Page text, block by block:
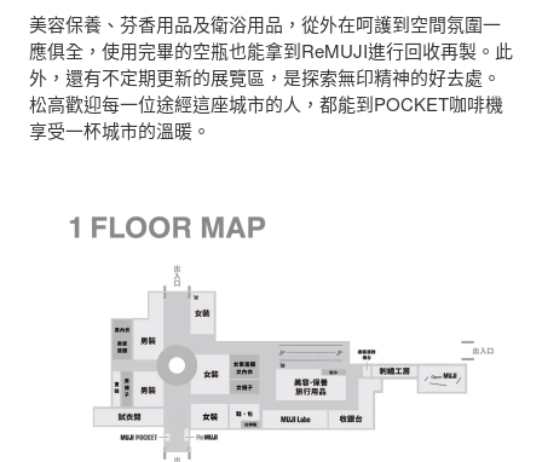
美容保養、芬香用品及衛浴用品，從外在呵護到空間氛圍一
應俱全，使用完畢的空瓶也能拿到ReMUJI進行回收再製。此
外，還有不定期更新的展覽區，是探索無印精神的好去處。
松高歡迎每一位途經這座城市的人，都能到POCKET咖啡機
享受一杯城市的溫暖。